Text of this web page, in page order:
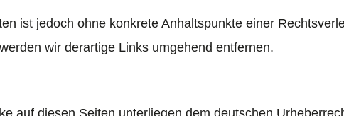
ist jedoch ohne konkrete Anhaltspunkte einer
wir derartige Links umgehend entfernen.
auf diesen Seiten unterliegen dem deutschen